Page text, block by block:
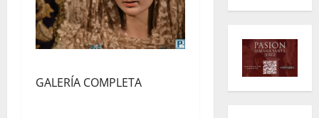
GALERÍA COMPLETA